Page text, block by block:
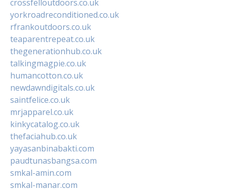
crossfelloutdoors.co.uk
yorkroadreconditioned.co.uk
rfrankoutdoors.co.uk
teaparentrepeat.co.uk
thegenerationhub.co.uk
talkingmagpie.co.uk
humancotton.co.uk
newdawndigitals.co.uk
saintfelice.co.uk
mrjapparel.co.uk
kinkycatalog.co.uk
thefaciahub.co.uk
yayasanbinabakti.com
paudtunasbangsa.com
smkal-amin.com
smkal-manar.com